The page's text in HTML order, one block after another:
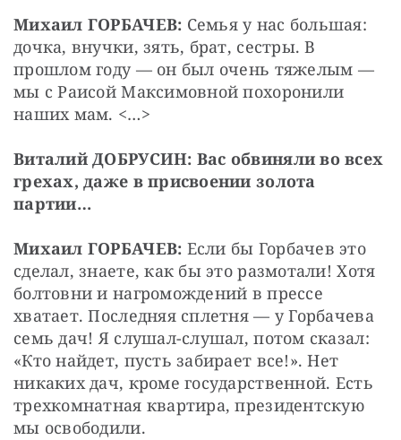
Михаил ГОРБАЧЕВ: Семья у нас большая:
дочка, внучки, зять, брат, сестры. В
прошлом году — он был очень тяжелым —
мы с Раисой Максимовной похоронили
наших мам. <…>
Виталий ДОБРУСИН: Вас обвиняли во всех
грехах, даже в присвоении золота
партии…
Михаил ГОРБАЧЕВ: Если бы Горбачев это
сделал, знаете, как бы это размотали! Хотя
болтовни и нагромождений в прессе
хватает. Последняя сплетня — у Горбачева
семь дач! Я слушал-слушал, потом сказал:
«Кто найдет, пусть забирает все!». Нет
никаких дач, кроме государственной. Есть
трехкомнатная квартира, президентскую
мы освободили.